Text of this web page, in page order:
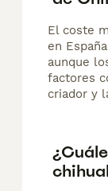
El coste
en
aunque
factores
criador y